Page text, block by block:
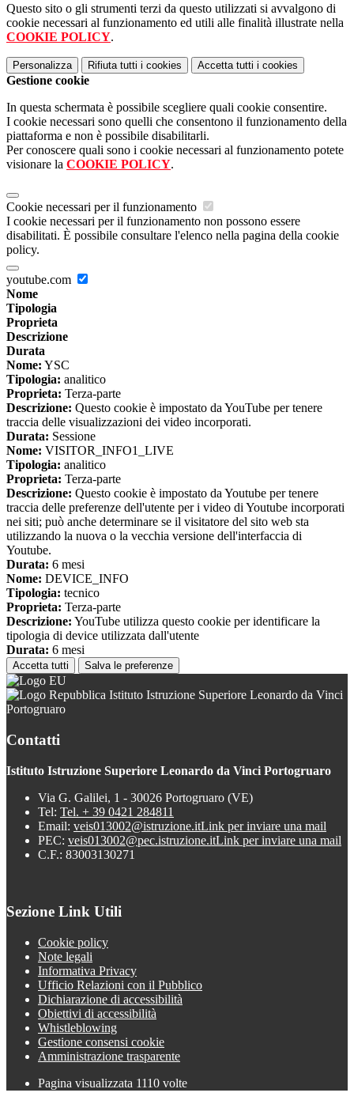
Questo sito o gli strumenti terzi da questo utilizzati si avvalgono di
cookie necessari al funzionamento ed utili alle finalità illustrate nella
COOKIE POLICY.
Personalizza Rifiuta tutti i cookies Accetta tutti i cookies
Gestione cookie
In questa schermata è possibile scegliere quali cookie consentire.
I cookie necessari sono quelli che consentono il funzionamento della
piattaforma e non è possibile disabilitarli.
Per conoscere quali sono i cookie necessari al funzionamento potete
visionare la COOKIE POLICY.
Cookie necessari per il funzionamento
I cookie necessari per il funzionamento non possono essere
disabilitati. È possibile consultare l'elenco nella pagina della cookie
policy.
youtube.com
Nome
Tipologia
Proprieta
Descrizione
Durata
Nome: YSC
Tipologia: analitico
Proprieta: Terza-parte
Descrizione: Questo cookie è impostato da YouTube per tenere
traccia delle visualizzazioni dei video incorporati.
Durata: Sessione
Nome: VISITOR_INFO1_LIVE
Tipologia: analitico
Proprieta: Terza-parte
Descrizione: Questo cookie è impostato da Youtube per tenere
traccia delle preferenze dell'utente per i video di Youtube incorporati
nei siti; può anche determinare se il visitatore del sito web sta
utilizzando la nuova o la vecchia versione dell'interfaccia di
Youtube.
Durata: 6 mesi
Nome: DEVICE_INFO
Tipologia: tecnico
Proprieta: Terza-parte
Descrizione: YouTube utilizza questo cookie per identificare la
tipologia di device utilizzata dall'utente
Durata: 6 mesi
Accetta tutti Salva le preferenze
Istituto Istruzione Superiore Leonardo da Vinci
Portogruaro
Contatti
Istituto Istruzione Superiore Leonardo da Vinci Portogruaro
Via G. Galilei, 1 - 30026 Portogruaro (VE)
Tel: Tel. + 39 0421 284811
Email: veis013002@istruzione.itLink per inviare una mail
PEC: veis013002@pec.istruzione.itLink per inviare una mail
C.F.: 83003130271
Sezione Link Utili
Cookie policy
Note legali
Informativa Privacy
Ufficio Relazioni con il Pubblico
Dichiarazione di accessibilità
Obiettivi di accessibilità
Whistleblowing
Gestione consensi cookie
Amministrazione trasparente
Pagina visualizzata 1110 volte